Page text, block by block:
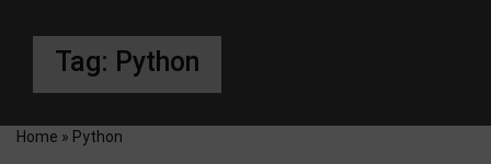
Tag: Python
Home » Python